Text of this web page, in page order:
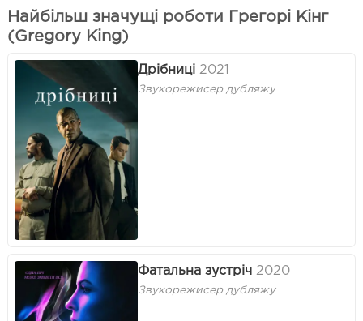
Найбільш значущі роботи Грегорі Кінг
(Gregory King)
Дрібниці 2021
Звукорежисер дубляжу
Фатальна зустріч 2020
Звукорежисер дубляжу